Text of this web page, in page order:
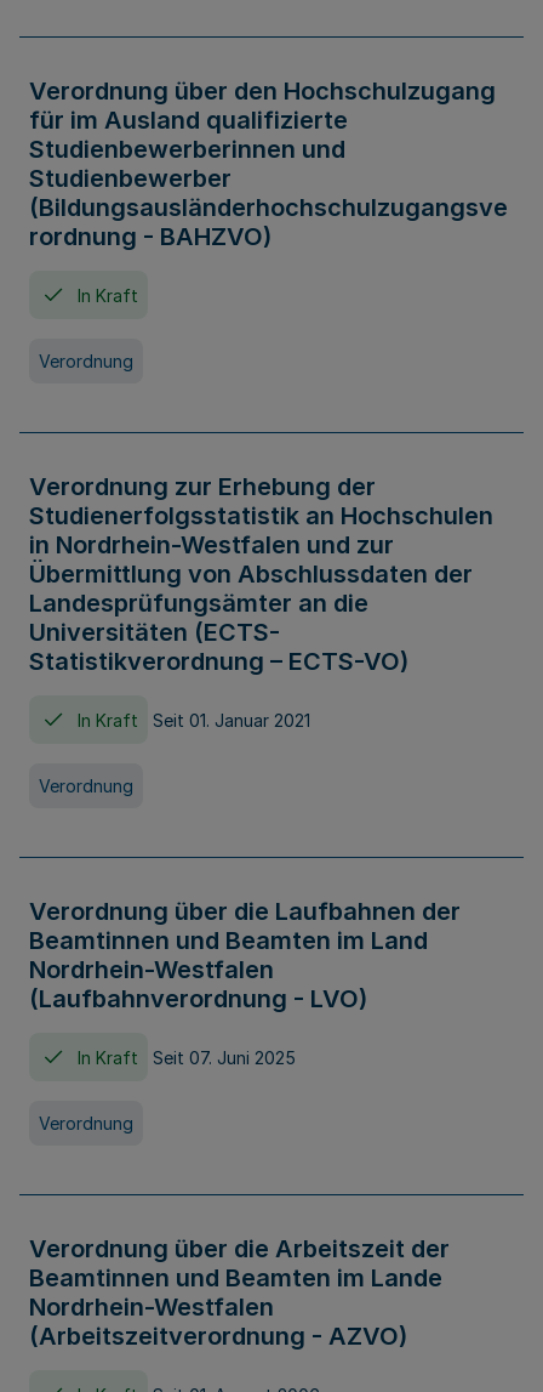
Verordnung über den Hochschulzugang
für im Ausland qualifizierte
Studienbewerberinnen und
Studienbewerber
(Bildungsausländerhochschulzugangsve
rordnung - BAHZVO)
In Kraft
Verordnung
Verordnung zur Erhebung der
Studienerfolgsstatistik an Hochschulen
in Nordrhein-Westfalen und zur
Übermittlung von Abschlussdaten der
Landesprüfungsämter an die
Universitäten (ECTS-
Statistikverordnung – ECTS-VO)
In Kraft Seit 01. Januar 2021
Verordnung
Verordnung über die Laufbahnen der
Beamtinnen und Beamten im Land
Nordrhein-Westfalen
(Laufbahnverordnung - LVO)
In Kraft Seit 07. Juni 2025
Verordnung
Verordnung über die Arbeitszeit der
Beamtinnen und Beamten im Lande
Nordrhein-Westfalen
(Arbeitszeitverordnung - AZVO)